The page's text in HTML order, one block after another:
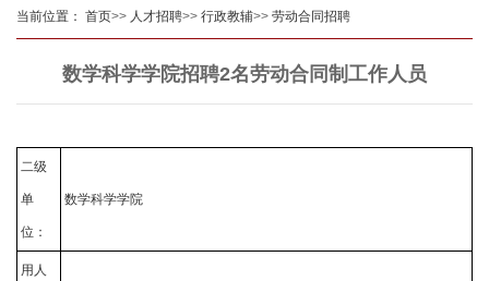
当前位置： 首页>> 人才招聘>> 行政教辅>> 劳动合同招聘
数学科学学院招聘2名劳动合同制工作人员
二级
单
位：
数学科学学院
用人